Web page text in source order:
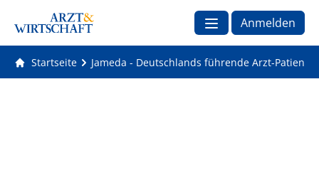
Anmelden
Startseite Jameda - Deutschlands führende Arzt-